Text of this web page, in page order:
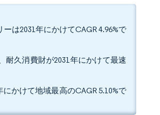
は2031年にかけてCAGR 4.96%で
耐久消費財が2031年にかけて最速
かけて地域最高のCAGR 5.10%で